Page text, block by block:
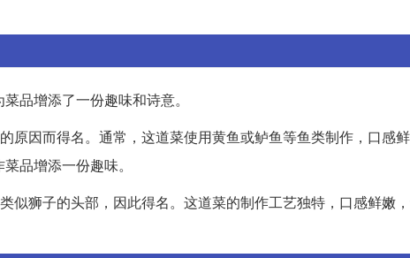
品增添了一份趣味和诗意。
原因而得名。通常，这道菜使用黄鱼或鲈鱼等鱼类制作，口感
品增添一份趣味。
似狮子的头部，因此得名。这道菜的制作工艺独特，口感鲜嫩